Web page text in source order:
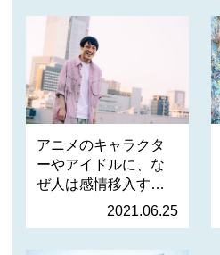
アニメのキャラクタ
ーやアイドルに、な
ぜ人は感情移入する
2021.06.25